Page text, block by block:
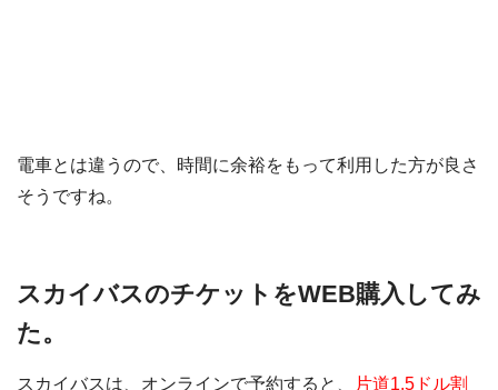
電車とは違うので、時間に余裕をもって利用した方が良さ
そうですね。
スカイバスのチケットをWEB購入してみ
た。
スカイバスは、オンラインで予約すると、
片道1.5ドル割